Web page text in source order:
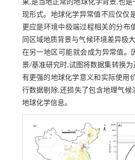
果,是当地正常的地球化学背景,也
现形式。地球化学异常值不应仅仅
更应是环境中极端过程相关的分布
同区域地质背景与气候环境差异极
在另一地区可能就会成为异常值。
景/基准研究时,试图将数据集转换
有更强的地球化学意义和实际使用
行数据剔除,还损失了包含地理气候
地球化学信息。